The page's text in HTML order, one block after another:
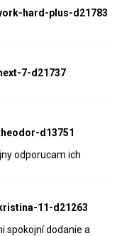
hard-plus-d21783
7-d21737
d13751
odporucam ich
11-d21263
spokojní dodanie a